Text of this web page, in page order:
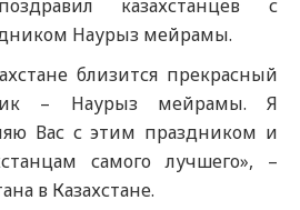
казахстанцев с
Наурыз мейрамы.
близится прекрасный
– Наурыз мейрамы. Я
Вас с этим праздником и
самого лучшего», –
в Казахстане.